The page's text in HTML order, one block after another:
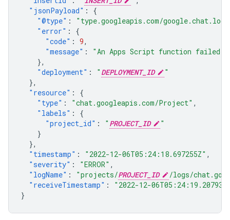
"jsonPayload" :
{
"@type" :
"type.googleapis.com/
"error" :
{
"code" : 9,
"message" :
"An Apps Script function failed
},
"deployment" : " DEPLOYMENT_ID
"
},
"resource" :
{
"type" : "chat.googleapis.com/Project" ,
"labels" :
{
"project_id" : " PROJECT_ID
"
}
},
"timestamp" : "2022-12-06T05:24:18.697255Z" ,
"severity" : "ERROR" ,
"logName" : "projects/PROJECT_ID
/logs/
"receiveTimestamp" :
"2022-12-
}